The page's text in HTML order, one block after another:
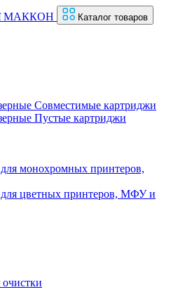
Каталог товаров
Совместимые картриджи
Пустые картриджи
монохромных принтеров,
цветных принтеров, МФУ и